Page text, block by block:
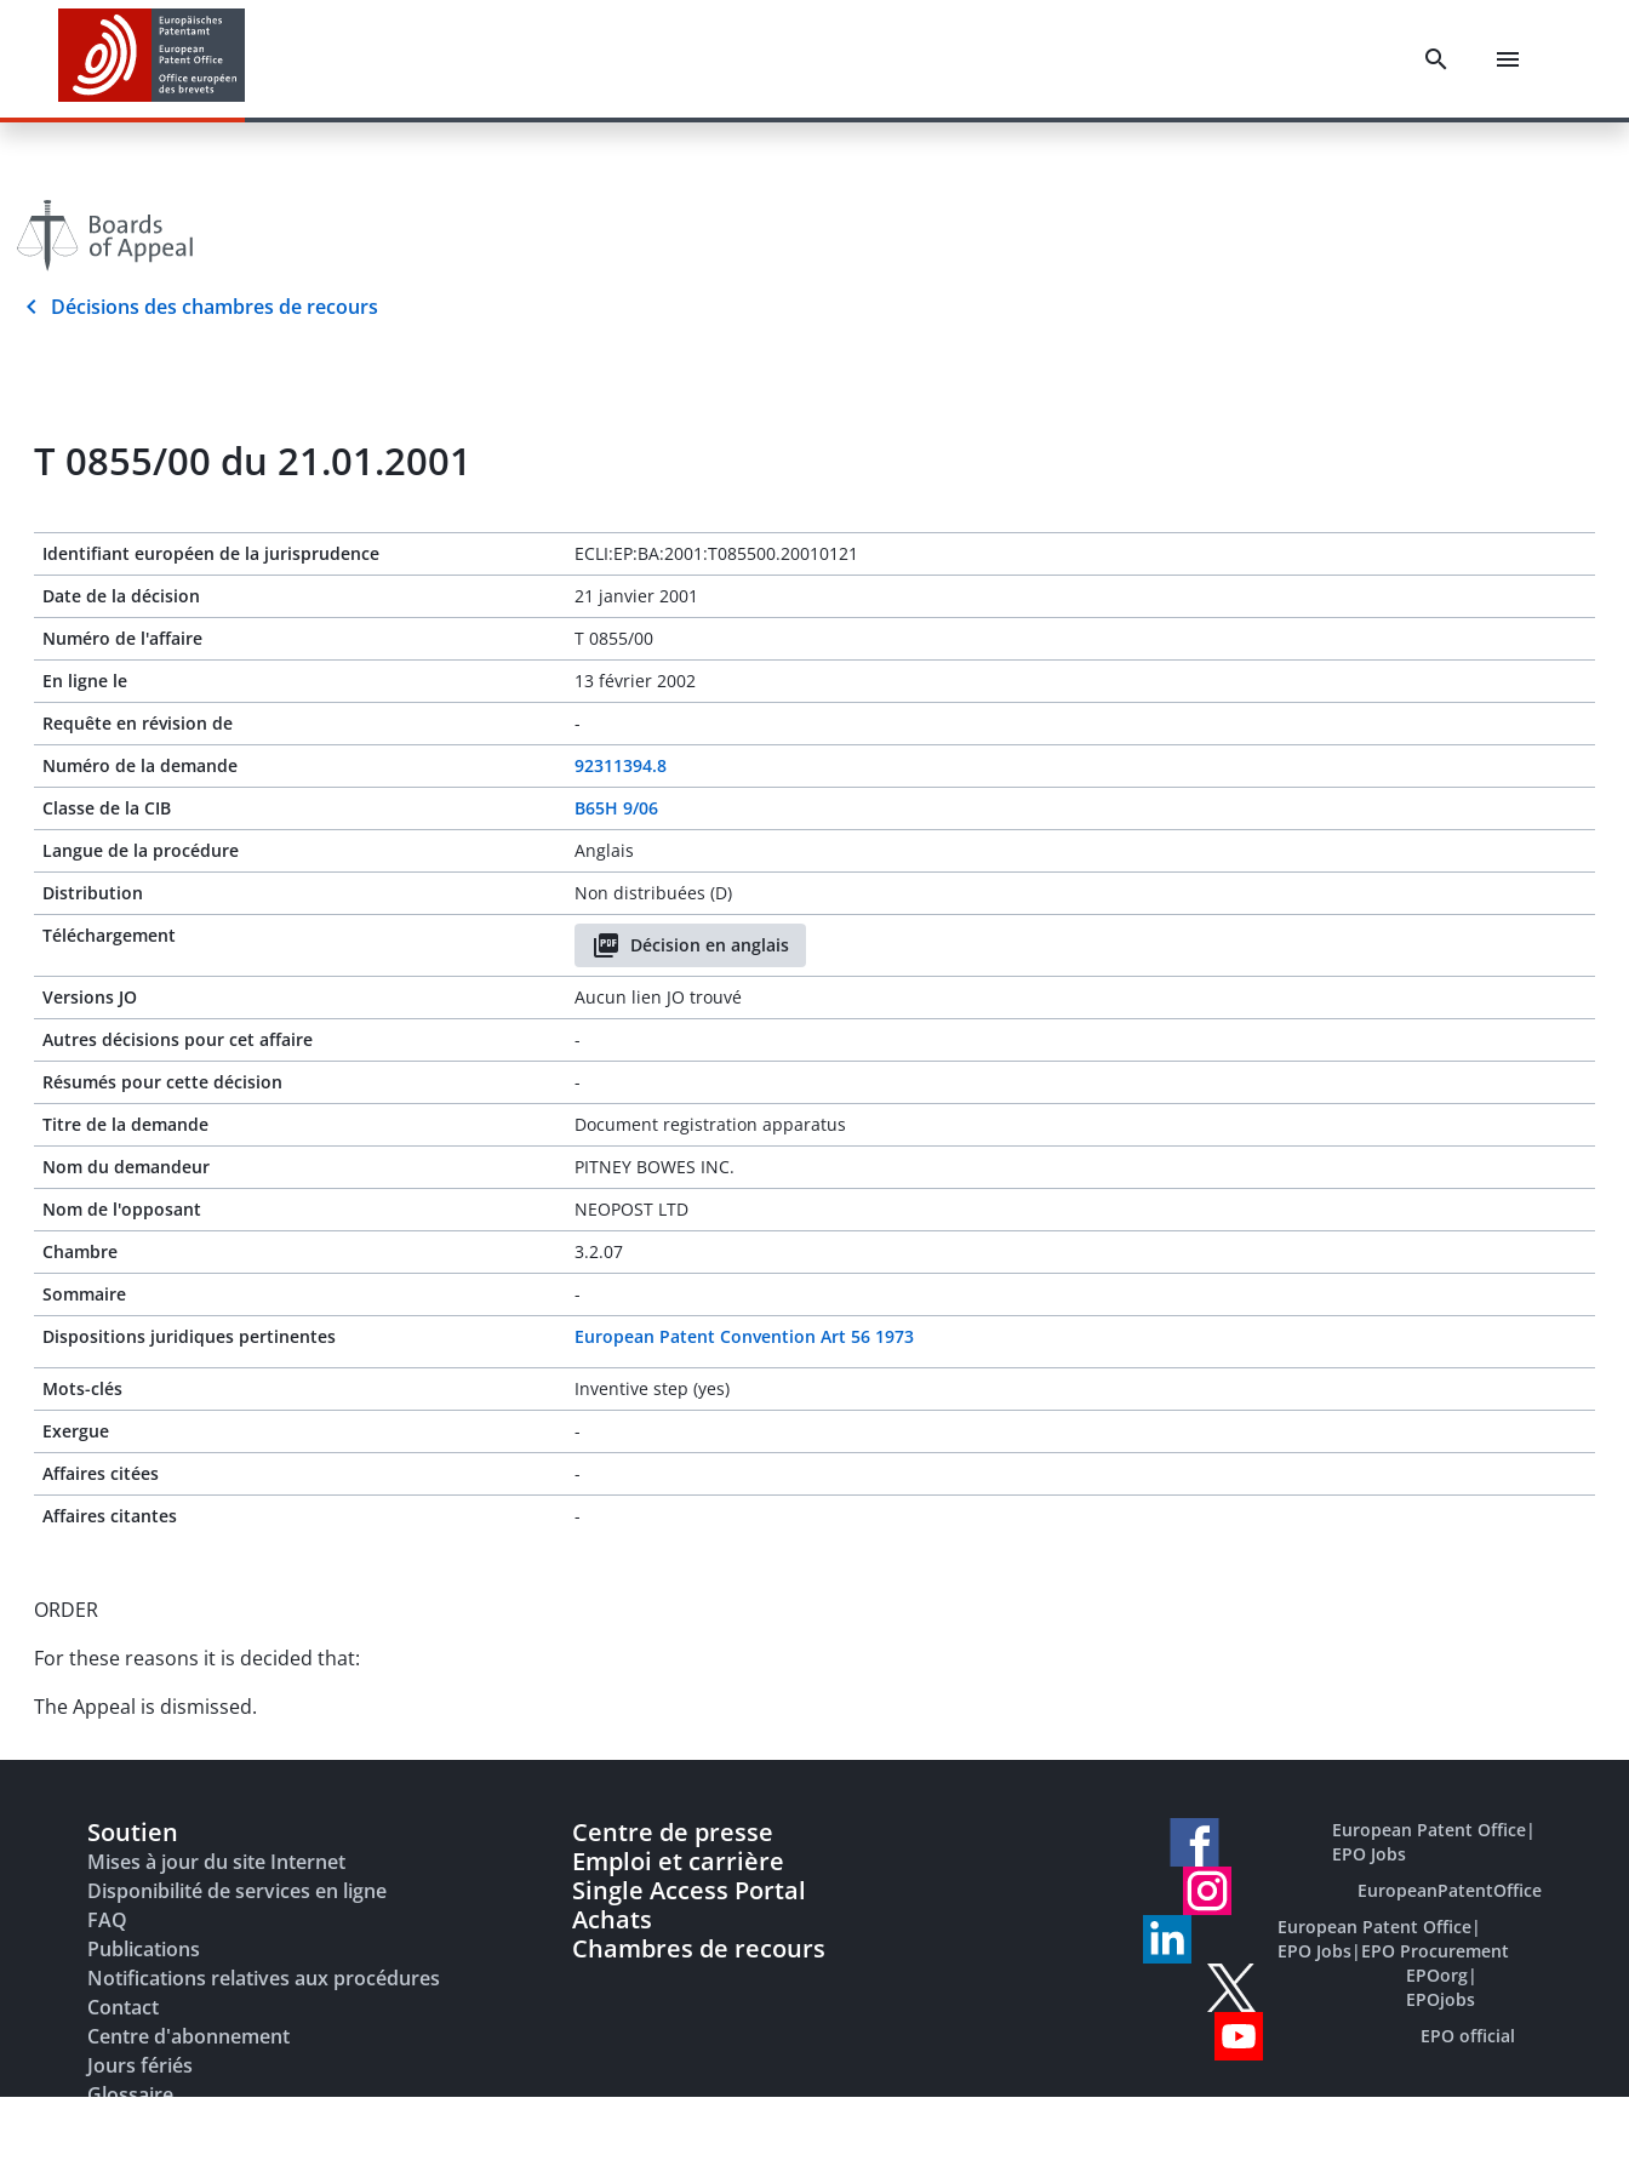
Décisions des chambres de recours
T 0855/00 du 21.01.2001
Identifiant européen de la jurisprudence
ECLI:EP:BA:2001:T085500.20010121
Date de la décision
21 janvier 2001
Numéro de l'affaire
T 0855/00
En ligne le
13 février 2002
Requête en révision de
-
Numéro de la demande
92311394.8
Classe de la CIB
B65H 9/06
Langue de la procédure
Anglais
Distribution
Non distribuées (D)
Téléchargement
Décision en anglais
Versions JO
Aucun lien JO trouvé
Autres décisions pour cet affaire
-
Résumés pour cette décision
-
Titre de la demande
Document registration apparatus
Nom du demandeur
PITNEY BOWES INC.
Nom de l'opposant
NEOPOST LTD
Chambre
3.2.07
Sommaire
-
Dispositions juridiques pertinentes
European Patent Convention Art 56 1973
Mots-clés
Inventive step (yes)
Exergue
-
Affaires citées
-
Affaires citantes
-
ORDER
For these reasons it is decided that:
The Appeal is dismissed.
Soutien
Mises à jour du site Internet
Disponibilité de services en ligne
FAQ
Publications
Notifications relatives aux procédures
Contact
Centre d'abonnement
Jours fériés
Glossaire
Centre de presse
Emploi et carrière
Single Access Portal
Achats
Chambres de recours
European Patent Office|
EPO Jobs
EuropeanPatentOffice
European Patent Office|
EPO Jobs| EPO Procurement
EPOorg|
EPOjobs
EPO official